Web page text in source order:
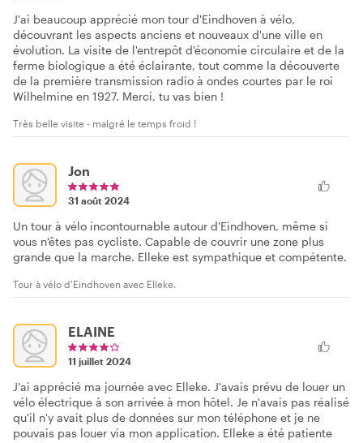
J'ai beaucoup apprécié mon tour d'Eindhoven à vélo,
découvrant les aspects anciens et nouveaux d'une ville en
évolution. La visite de l'entrepôt d'économie circulaire et de la
ferme biologique a été éclairante, tout comme la découverte
de la première transmission radio à ondes courtes par le roi
Wilhelmine en 1927. Merci, tu vas bien !
Très belle visite - malgré le temps froid !
Jon
31 août 2024
Un tour à vélo incontournable autour d'Eindhoven, même si
vous n'êtes pas cycliste. Capable de couvrir une zone plus
grande que la marche. Elleke est sympathique et compétente.
Tour à vélo d'Eindhoven avec Elleke.
ELAINE
11 juillet 2024
J'ai apprécié ma journée avec Elleke. J'avais prévu de louer un
vélo électrique à son arrivée à mon hôtel. Je n'avais pas réalisé
qu'il n'y avait plus de données sur mon téléphone et je ne
pouvais pas louer via mon application. Elleke a été patiente